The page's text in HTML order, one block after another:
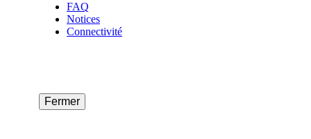
FAQ
Notices
Connectivité
Fermer